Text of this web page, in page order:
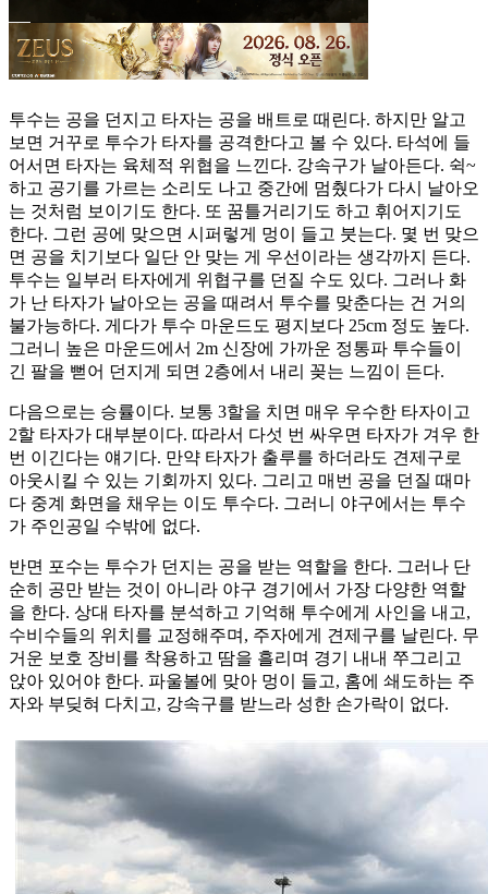
투수는 공을 던지고 타자는 공을 배트로 때린다. 하지만 알고
보면 거꾸로 투수가 타자를 공격한다고 볼 수 있다. 타석에 들
어서면 타자는 육체적 위협을 느낀다. 강속구가 날아든다. 쉭~
하고 공기를 가르는 소리도 나고 중간에 멈췄다가 다시 날아오
는 것처럼 보이기도 한다. 또 꿈틀거리기도 하고 휘어지기도
한다. 그런 공에 맞으면 시퍼렇게 멍이 들고 붓는다. 몇 번 맞으
면 공을 치기보다 일단 안 맞는 게 우선이라는 생각까지 든다.
투수는 일부러 타자에게 위협구를 던질 수도 있다. 그러나 화
가 난 타자가 날아오는 공을 때려서 투수를 맞춘다는 건 거의
불가능하다. 게다가 투수 마운드도 평지보다 25cm 정도 높다.
그러니 높은 마운드에서 2m 신장에 가까운 정통파 투수들이
긴 팔을 뻗어 던지게 되면 2층에서 내리 꽂는 느낌이 든다.
다음으로는 승률이다. 보통 3할을 치면 매우 우수한 타자이고
2할 타자가 대부분이다. 따라서 다섯 번 싸우면 타자가 겨우 한
번 이긴다는 얘기다. 만약 타자가 출루를 하더라도 견제구로
아웃시킬 수 있는 기회까지 있다. 그리고 매번 공을 던질 때마
다 중계 화면을 채우는 이도 투수다. 그러니 야구에서는 투수
가 주인공일 수밖에 없다.
반면 포수는 투수가 던지는 공을 받는 역할을 한다. 그러나 단
순히 공만 받는 것이 아니라 야구 경기에서 가장 다양한 역할
을 한다. 상대 타자를 분석하고 기억해 투수에게 사인을 내고,
수비수들의 위치를 교정해주며, 주자에게 견제구를 날린다. 무
거운 보호 장비를 착용하고 땀을 흘리며 경기 내내 쭈그리고
앉아 있어야 한다. 파울볼에 맞아 멍이 들고, 홈에 쇄도하는 주
자와 부딪혀 다치고, 강속구를 받느라 성한 손가락이 없다.